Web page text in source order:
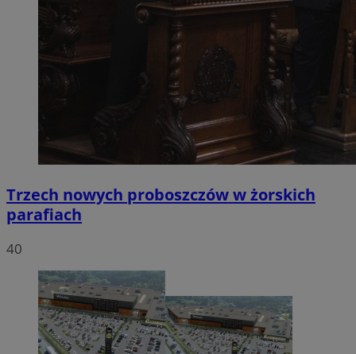
Trzech nowych proboszczów w żorskich
parafiach
40